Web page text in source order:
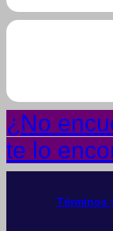
¿No
te lo
Términos